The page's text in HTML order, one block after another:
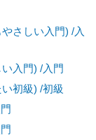
さしい入門) /入
入門) /入門
初級) /初級